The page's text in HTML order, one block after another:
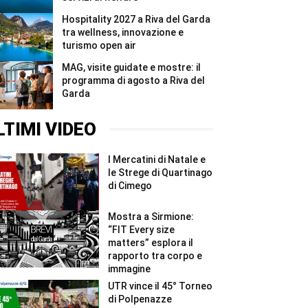
Hospitality 2027 a Riva del Garda
tra wellness, innovazione e
turismo open air
MAG, visite guidate e mostre: il
programma di agosto a Riva del
Garda
VIDEO
I Mercatini di Natale e
le Strege di Quartinago
di Cimego
Mostra a Sirmione:
“FIT Every size
matters” esplora il
rapporto tra corpo e
immagine
UTR vince il 45° Torneo
di Polpenazze